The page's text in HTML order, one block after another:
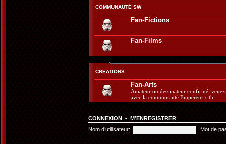
COMMUNAUTÉ SW
Fan-Fictions
Fan-Films
CREATIONS
Fan-Arts
Amateur ou dessinateur confirmé,
avec la communauté Empereur-sith
CONNEXION • M’ENREGISTRER
Nom d’utilisateur:
Mot de